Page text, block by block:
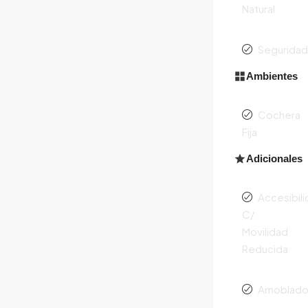
Natural
Seguridad
Ambientes
Cochera
Fija
Adicionales
C/
Movilidad
Reducida
Amoblado